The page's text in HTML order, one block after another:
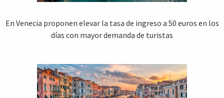
En Venecia proponen elevar la tasa de ingreso a 50 euros en los
días con mayor demanda de turistas